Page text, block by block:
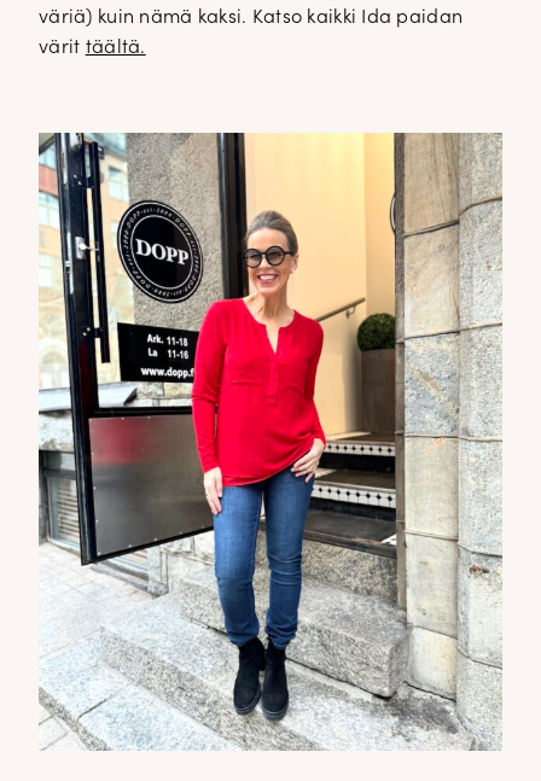
väriä) kuin nämä kaksi. Katso kaikki Ida paidan
värit täältä.